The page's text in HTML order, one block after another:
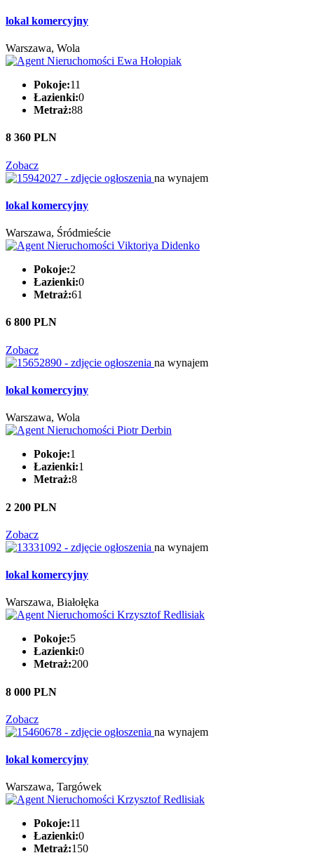
lokal komercyjny
Warszawa, Wola
Pokoje:11
Łazienki:0
Metraż:88
8 360 PLN
Zobacz
na wynajem
lokal komercyjny
Warszawa, Śródmieście
Pokoje:2
Łazienki:0
Metraż:61
6 800 PLN
Zobacz
na wynajem
lokal komercyjny
Warszawa, Wola
Pokoje:1
Łazienki:1
Metraż:8
2 200 PLN
Zobacz
na wynajem
lokal komercyjny
Warszawa, Białołęka
Pokoje:5
Łazienki:0
Metraż:200
8 000 PLN
Zobacz
na wynajem
lokal komercyjny
Warszawa, Targówek
Pokoje:11
Łazienki:0
Metraż:150